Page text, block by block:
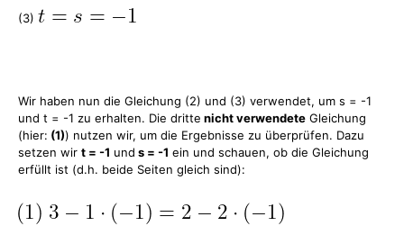
(3)
Wir haben nun die Gleichung (2) und (3) verwendet, um s = -1
und t = -1 zu erhalten. Die dritte nicht verwendete Gleichung
(hier: (1)) nutzen wir, um die Ergebnisse zu überprüfen. Dazu
setzen wir t = -1 und s = -1 ein und schauen, ob die Gleichung
erfüllt ist (d.h. beide Seiten gleich sind):